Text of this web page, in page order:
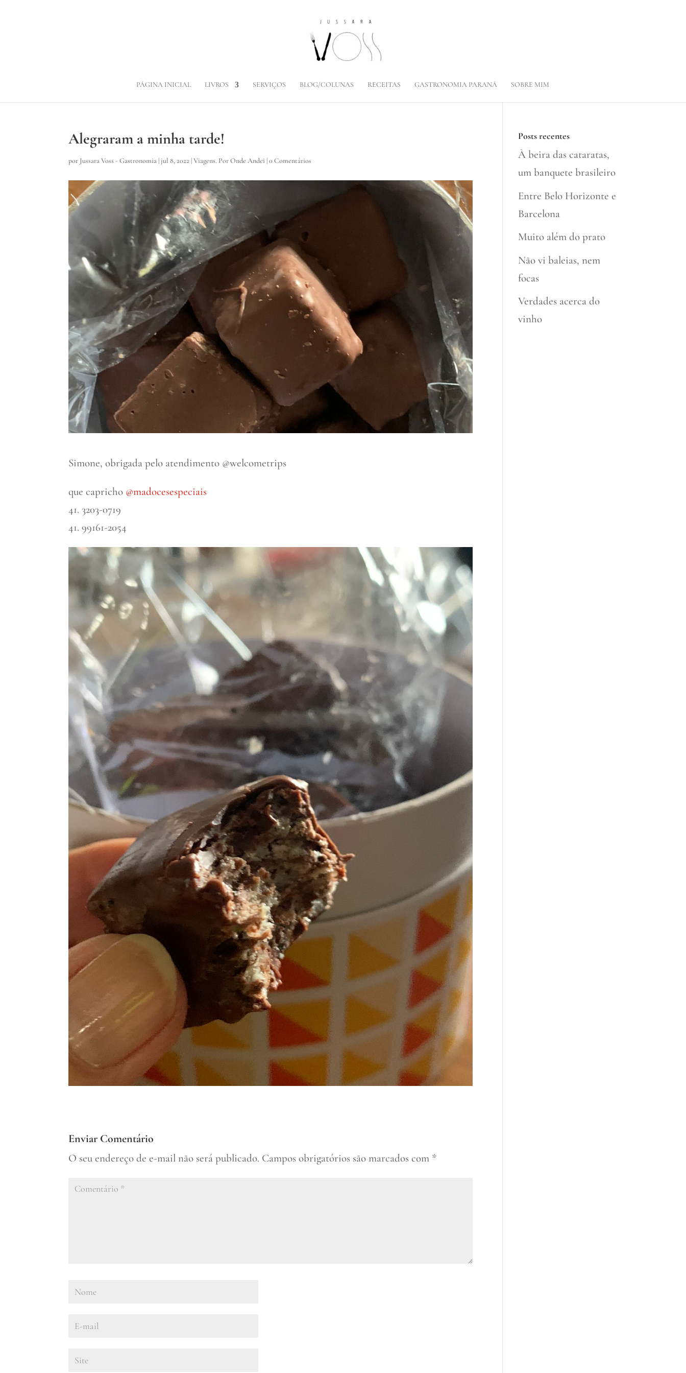
PÁGINA INICIAL LIVROS SERVIÇOS BLOG/COLUNAS RECEITAS GASTRONOMIA PARANÁ SOBRE MIM
Alegraram a minha tarde!
por Jussara Voss - Gastronomia |jul 8, 2022 |Viagens. Por Onde Andei |0 Comentários
Simone, obrigada pelo atendimento @welcometrips
que capricho @madocesespeciais
41. 3203-0719
41. 99161-2054
Enviar Comentário
O seu endereço de e-mail não será publicado. Campos obrigatórios são marcados com *
Posts recentes
À beira das cataratas,
um banquete brasileiro
Entre Belo Horizonte e
Barcelona
Muito além do prato
Não vi baleias, nem
focas
Verdades acerca do
vinho